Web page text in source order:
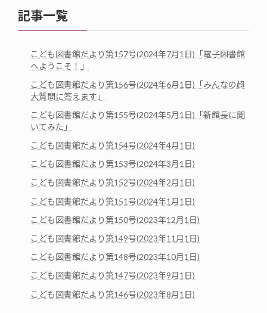
記事一覧
こども図書館だより第157号(2024年7月1日)「電子図書館
へようこそ！」
こども図書館だより第156号(2024年6月1日)「みんなの超
大質問に答えます」
こども図書館だより第155号(2024年5月1日)「新館長に聞
いてみた」
こども図書館だより第154号(2024年4月1日)
こども図書館だより第153号(2024年3月1日)
こども図書館だより第152号(2024年2月1日)
こども図書館だより第151号(2024年1月1日)
こども図書館だより第150号(2023年12月1日)
こども図書館だより第149号(2023年11月1日)
こども図書館だより第148号(2023年10月1日)
こども図書館だより第147号(2023年9月1日)
こども図書館だより第146号(2023年8月1日)